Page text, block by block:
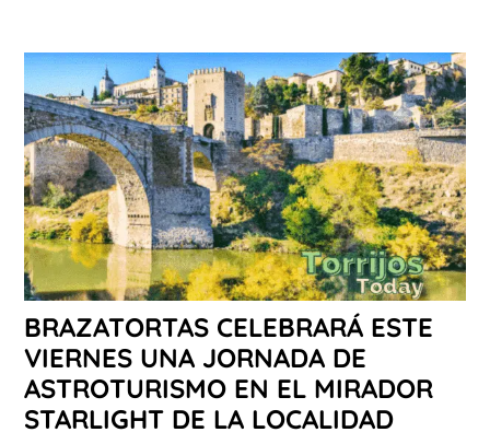
BRAZATORTAS CELEBRARÁ ESTE
VIERNES UNA JORNADA DE
ASTROTURISMO EN EL MIRADOR
STARLIGHT DE LA LOCALIDAD